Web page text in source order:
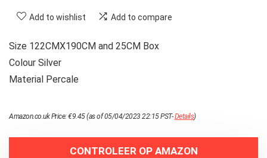
Add to wishlist Add to compare
Size 122CMX190CM and 25CM Box
Colour Silver
Material Percale
Amazon.co.uk Price:€9.45(as of 05/04/2023 22:15 PST-Details)
CONTROLEER OP AMAZON